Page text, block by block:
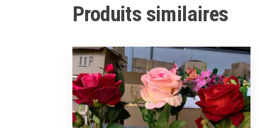
Produits similaires